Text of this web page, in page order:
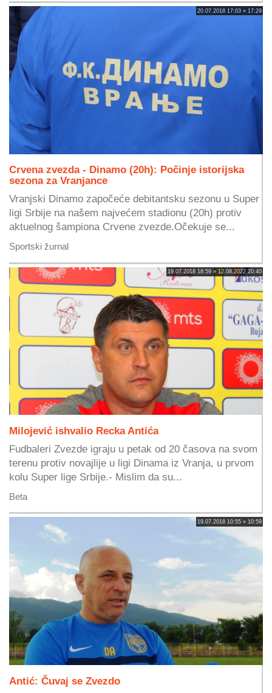
20.07.2018 17:03 » 17:29
Crvena zvezda - Dinamo (20h): Počinje istorijska
sezona za Vranjance
Vranjski Dinamo započeće debitantsku sezonu u Super
ligi Srbije na našem najvećem stadionu (20h) protiv
aktuelnog šampiona Crvene zvezde.Očekuje se...
Sportski žurnal
19.07.2018 18:59 » 12.08.2022 20:40
Milojević ishvalio Recka Antića
Fudbaleri Zvezde igraju u petak od 20 časova na svom
terenu protiv novajlije u ligi Dinama iz Vranja, u prvom
kolu Super lige Srbije.- Mislim da su...
Beta
19.07.2018 10:55 » 10:59
Antić: Čuvaj se Zvezdo